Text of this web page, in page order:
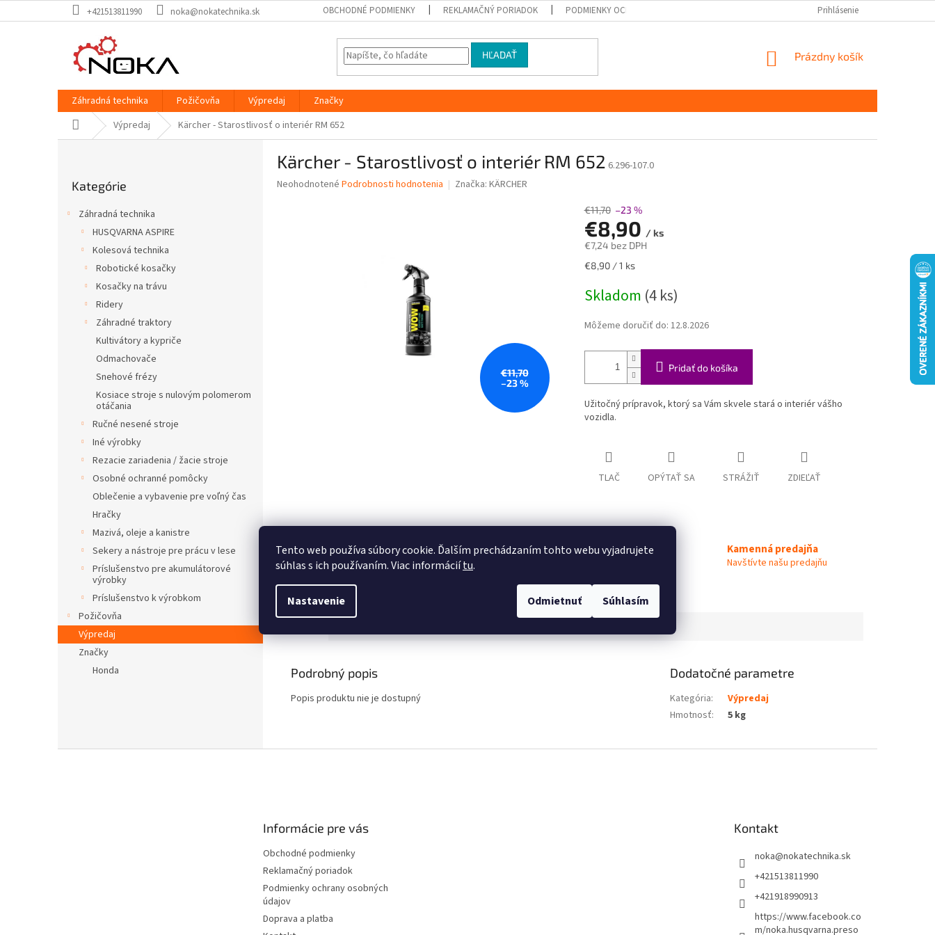
Tento web používa súbory cookie. Ďalším prechádzaním tohto webu vyjadrujete
súhlas s ich používaním. Viac informáciítu.
Nastavenie Odmietnuť Súhlasím
na
+421513811990 noka@nokatechnika.sk OBCHODNÉ PODMIENKY REKLAMAČNÝ PORIADOK PODMIENKY OCHRANY OSOBNÝCH ÚDAJOV DOPRAVA A PLATBAPrihlásenie
HĽADAŤ
NÁKUPNÝ
Prázdny košík
Záhradná technika Požičovňa Výpredaj
Značky
DomovVýpredaj Kärcher - Starostlivosť o interiér RM 652
kategórie
Kategórie
Záhradná technika
HUSQVARNA ASPIRE
Kolesová technika
Robotické kosačky
Kosačky na trávu
Ridery
Záhradné traktory
Kultivátory a kypriče
Odmachovače
Snehové frézy
Kosiace stroje s nulovým polomerom
otáčania
Ručné nesené stroje
Iné výrobky
Rezacie zariadenia / žacie stroje
Osobné ochranné pomôcky
Oblečenie a vybavenie pre voľný čas
Hračky
Mazivá, oleje a kanistre
Sekery a nástroje pre prácu v lese
Príslušenstvo pre akumulátorové
výrobky
Príslušenstvo k výrobkom
Požičovňa
Výpredaj
Značky
Honda
Kärcher - Starostlivosť o interiér RM 652 6.296-107.0
Priemerné
Neohodnotené Podrobnosti hodnotenia Značka: KÄRCHER
€11,70
–23 %
€11,70 –23 %
€8,90 / ks
€7,24 bez DPH
Jednotková
€8,90 / 1 ks
Skladom (4 ks)
Môžeme doručiť do: 12.8.2026
Pridať do košíka
Užitočný prípravok, ktorý sa Vám skvele stará o interiér vášho
vozidla.
TLAČ OPÝTAŤ SA STRÁŽIŤ ZDIEĽAŤ
Husqvarna
Autorizovaný predajca
Automower Kamenná predajňa
Navštívte našu predajňu
Podrobný popis
Popis produktu nie je dostupný
Dodatočné parametre
Kategória:
Výpredaj
Hmotnosť: 5 kg
Informácie pre vás
Obchodné podmienky
Reklamačný poriadok
Podmienky ochrany osobných
údajov
Doprava a platba
Kontakt
noka@nokatechnika.sk
+421513811990
+421918990913
https://www.facebook.co
m/noka.husqvarna.preso